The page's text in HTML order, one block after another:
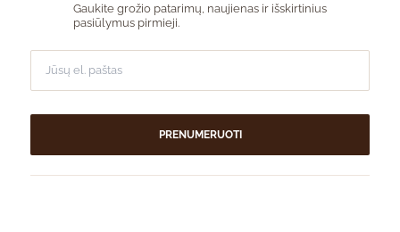
Gaukite grožio patarimų, naujienas ir išskirtinius
pasiūlymus pirmieji.
PRENUMERUOTI